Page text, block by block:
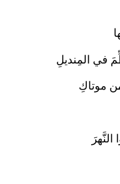
في المِنديلِ
موتاكِ